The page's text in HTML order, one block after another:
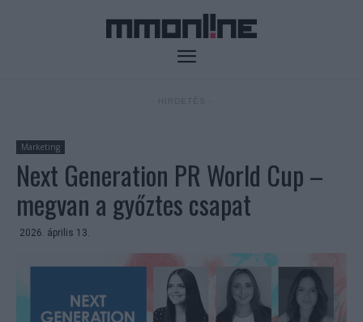
Marketing
Next Generation PR World Cup –
megvan a győztes csapat
2026. április 13.